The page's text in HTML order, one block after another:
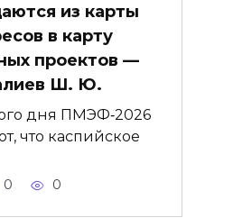
из карты
в карту
проектов —
Ш. Ю.
дня ПМЭФ‑2026
что каспийское
0 0